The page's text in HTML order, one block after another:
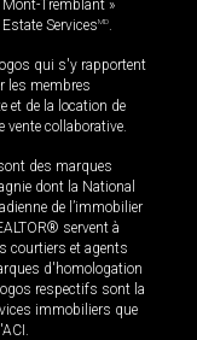
Tremblant »
ServicesMD.
qui s'y rapportent
les membres
et de la location de
collaborative.
des marques
dont la National
de l’immobilier
servent à
courtiers et agents
d'homologation
respectifs sont la
immobiliers que